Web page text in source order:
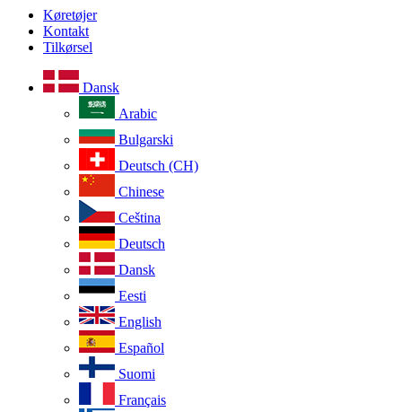
Køretøjer
Kontakt
Tilkørsel
Dansk
Arabic
Bulgarski
Deutsch (CH)
Chinese
Ceština
Deutsch
Dansk
Eesti
English
Español
Suomi
Français